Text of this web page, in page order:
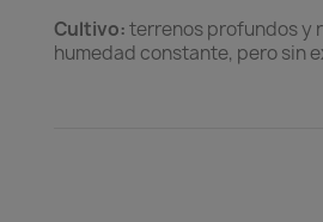
Cultivo:terrenos profundos y
humedad constante, pero sin